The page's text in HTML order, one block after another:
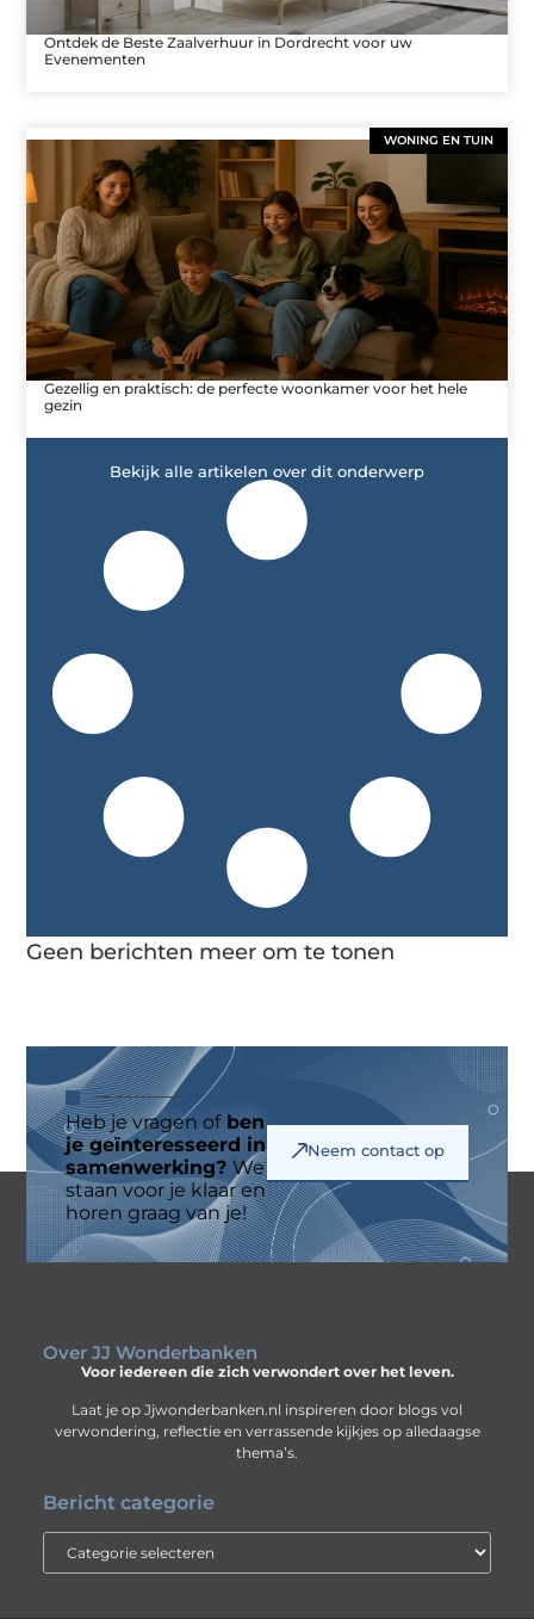
Ontdek de Beste Zaalverhuur in Dordrecht voor uw
Evenementen
WONING EN TUIN
Gezellig en praktisch: de perfecte woonkamer voor het hele
gezin
Bekijk alle artikelen over dit onderwerp
Geen berichten meer om te tonen
Heb je vragen ofben
je geïnteresseerd in
samenwerking? We
staan voor je klaar en
horen graag van je!
Neem contact op
Over JJ Wonderbanken
Voor iedereen die zich verwondert over het leven.
Laat je op Jjwonderbanken.nl inspireren door blogs vol
verwondering, reflectie en verrassende kijkjes op alledaagse
thema’s.
Bericht categorie